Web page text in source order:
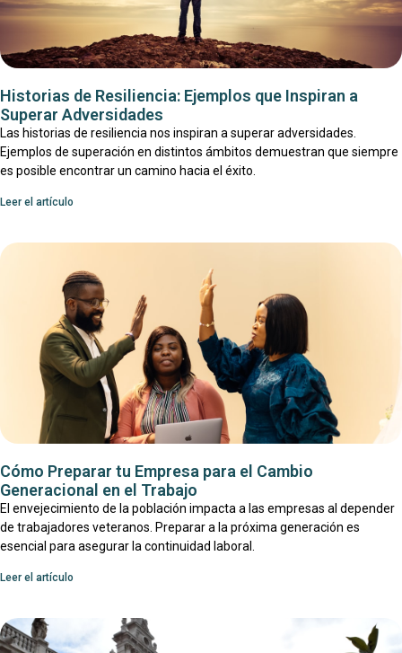
Historias de Resiliencia: Ejemplos que Inspiran a
Superar Adversidades
Las historias de resiliencia nos inspiran a superar adversidades.
Ejemplos de superación en distintos ámbitos demuestran que siempre
es posible encontrar un camino hacia el éxito.
Leer el artículo
Cómo Preparar tu Empresa para el Cambio
Generacional en el Trabajo
El envejecimiento de la población impacta a las empresas al depender
de trabajadores veteranos. Preparar a la próxima generación es
esencial para asegurar la continuidad laboral.
Leer el artículo